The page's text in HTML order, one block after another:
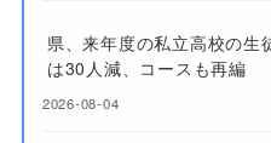
県、来年度の私立高校の
は30人減、コースも再編
2026-08-04